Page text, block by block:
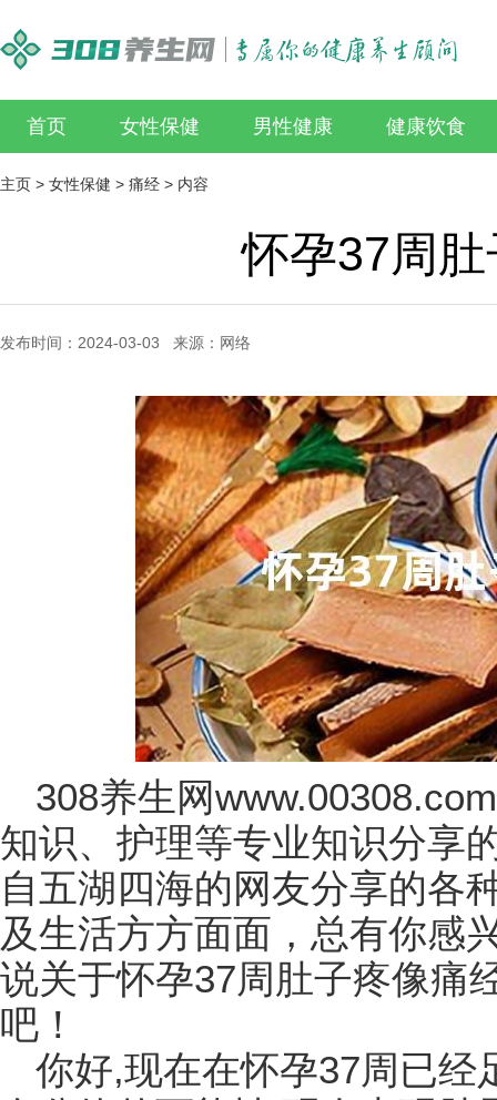
首页 女性保健 男性健康 健康饮食
主页 > 女性保健 > 痛经 > 内容
怀孕37周
发布时间：2024-03-03 来源：网络
308养生网
知识、护理等专业知识分享
自五湖四海的网友分享的各
及生活方方面面，总有你感
说关于怀孕37周肚子疼像痛
吧！
你好,现在在怀孕37周已经